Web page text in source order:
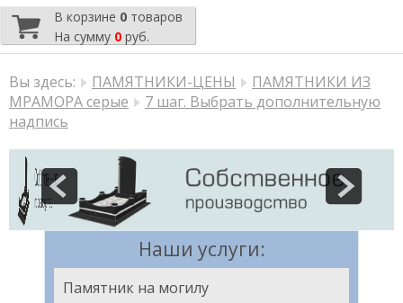
В корзине 0 товаров
На сумму 0 руб.
Вы здесь: ПАМЯТНИКИ-ЦЕНЫ
ПАМЯТНИКИ ИЗ
МРАМОРА серые
7 шаг. Выбрать дополнительную
надпись
Наши услуги:
Памятник на могилу